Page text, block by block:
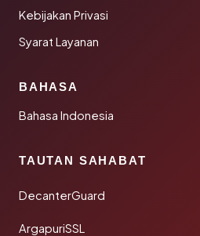
Kebijakan Privasi
Syarat Layanan
BAHASA
Bahasa Indonesia
TAUTAN SAHABAT
DecanterGuard
ArgapuriSSL